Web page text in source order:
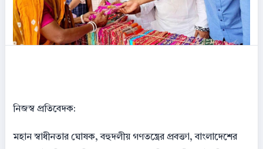
নিজস্ব প্রতিবেদক:
মহান স্বাধীনতার ঘোষক, বহুদলীয় গণতন্ত্রের প্রবক্তা, বাংলাদেশের